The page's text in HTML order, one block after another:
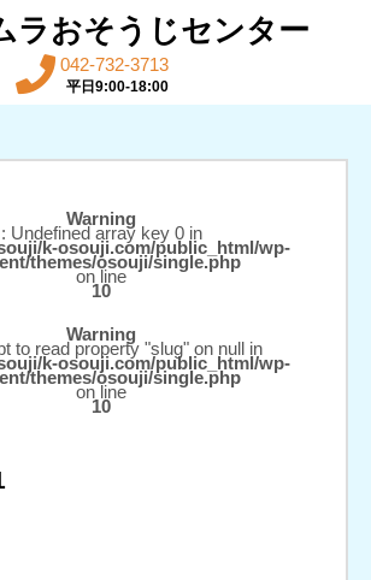
ラおそうじセンター
042-732-3713
平日9:00-18:00
Warning
: Undefined array key 0 in
k-osouji.com/public_html/wp-
themes/osouji/single.php
on line
10
Warning
to read property "slug" on null in
k-osouji.com/public_html/wp-
themes/osouji/single.php
on line
10